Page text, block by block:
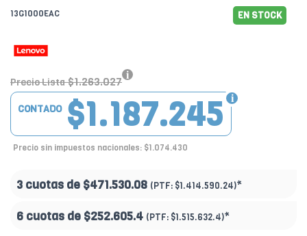
13G1000EAC EN STOCK
Precio Lista $1.263.027
$1.187.245
CONTADO
Precio sin impuestos nacionales: $1.074.430
3 cuotas de $471.530.08 (PTF: $1.414.590.24)*
6 cuotas de $252.605.4 (PTF: $1.515.632.4)*